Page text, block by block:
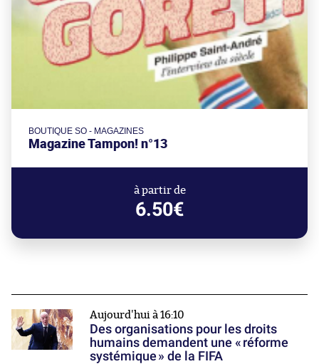
BOUTIQUE SO - MAGAZINES
Magazine Tampon! n°13
à partir de
6.50€
Aujourd'hui à 16:10
Des organisations pour les droits
humains demandent une « réforme
systémique » de la FIFA